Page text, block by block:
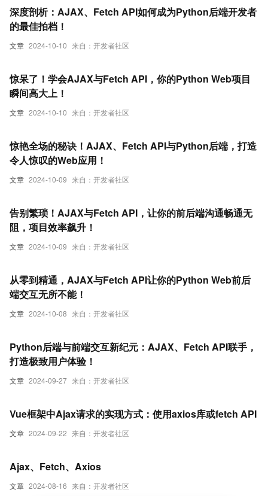
文章 2024-10-10 来自：开发者社区
深度剖析：AJAX、Fetch API如何成为Python后端开发者
的最佳拍档！
文章 2024-10-10 来自：开发者社区
惊呆了！学会AJAX与Fetch API，你的Python Web项目
瞬间高大上！
文章 2024-10-09 来自：开发者社区
惊艳全场的秘诀！AJAX、Fetch API与Python后端，打造
令人惊叹的Web应用！
文章 2024-10-09 来自：开发者社区
告别繁琐！AJAX与Fetch API，让你的前后端沟通畅通无
阻，项目效率飙升！
文章 2024-10-08 来自：开发者社区
从零到精通，AJAX与Fetch API让你的Python Web前后
端交互无所不能！
文章 2024-09-27 来自：开发者社区
Python后端与前端交互新纪元：AJAX、Fetch API联手，
打造极致用户体验！
文章 2024-09-22 来自：开发者社区
Vue框架中Ajax请求的实现方式：使用axios库或fetch API
文章 2024-08-16 来自：开发者社区
Ajax、Fetch、Axios